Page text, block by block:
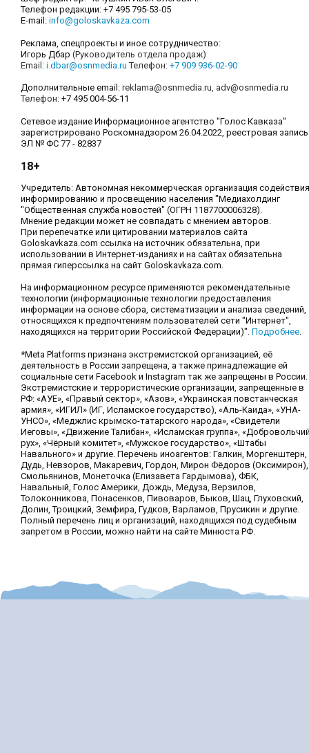
Телефон редакции: +7 495 795-53-05
E-mail: info@goloskavkaza.com
Реклама, спецпроекты и иное сотрудничество:
Игорь Дбар (Руководитель отдела продаж)
Email: i.dbar@osnmedia.ru Телефон: +7 909 936-02-90
Дополнительные email: reklama@osnmedia.ru, adv@osnmedia.ru
Телефон: +7 495 004-56-11
Сетевое издание Информационное агентство "Голос Кавказа"
зарегистрировано Роскомнадзором 26.04.2022, реестровая запись
ЭЛ № ФС 77 - 82837
18+
Учредитель: Автономная некоммерческая организация содействия
информированию и просвещению населения "Медиахолдинг
"Общественная служба новостей" (ОГРН 1187700006328).
Мнение редакции может не совпадать с мнением авторов.
При перепечатке или цитировании материалов сайта
Goloskavkaza.com ссылка на источник обязательна, при
использовании в Интернет-изданиях и на сайтах обязательна
прямая гиперссылка на сайт Goloskavkaza.com.
На информационном ресурсе применяются рекомендательные
технологии (информационные технологии предоставления
информации на основе сбора, систематизации и анализа сведений,
относящихся к предпочтениям пользователей сети "Интернет",
находящихся на территории Российской Федерации)". Подробнее.
*Meta Platforms признана экстремистской организацией, её
деятельность в России запрещена, а также принадлежащие ей
социальные сети Facebook и Instagram так же запрещены в России.
Экстремистские и террористические организации, запрещенные в
РФ: «АУЕ», «Правый сектор», «Азов», «Украинская повстанческая
армия», «ИГИЛ» (ИГ, Исламское государство), «Аль-Каида», «УНА-
УНСО», «Меджлис крымско-татарского народа», «Свидетели
Иеговы», «Движение Талибан», «Исламская группа»,
рух», «Чёрный комитет», «Мужское государство», «Штабы
Навального» и другие. Перечень иноагентов: Галкин, Моргенштерн,
Дудь, Невзоров, Макаревич, Гордон, Мирон Фёдоров (Оксимирон),
Смольянинов, Монеточка (Елизавета Гардымова), ФБК,
Навальный, Голос Америки, Дождь, Медуза, Верзилов,
Толоконникова, Понасенков, Пивоваров, Быков, Шац, Глуховский,
Долин, Троицкий, Земфира, Гудков, Варламов, Прусикин и другие.
Полный перечень лиц и организаций, находящихся под судебным
запретом в России, можно найти на сайте Минюста РФ.